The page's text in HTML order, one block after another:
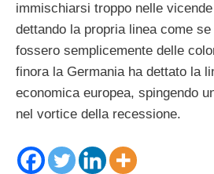
immischiarsi troppo nelle
dettando la propria linea come
fossero semplicemente delle
finora la Germania ha dettato la
economica europea, spingendo
nel vortice della recessione.